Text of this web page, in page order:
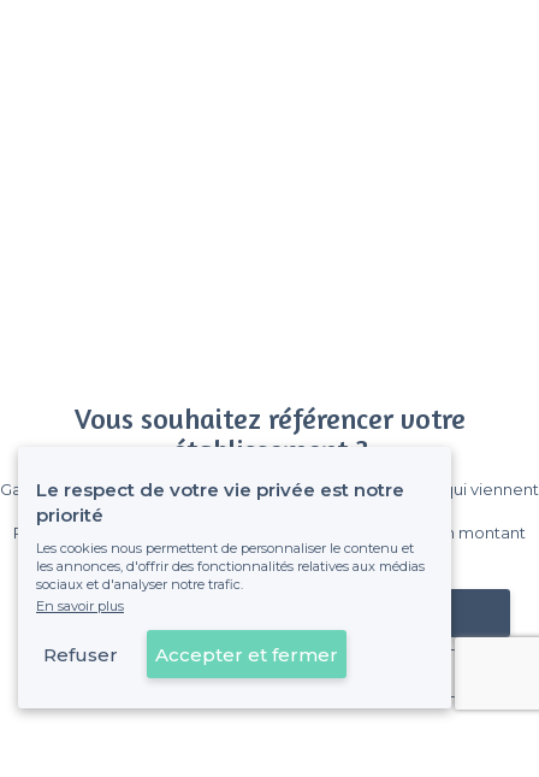
Vous souhaitez référencer votre
établissement ?
Gagnez de nombreux clients parmi le million de visiteurs qui viennent
Pas de commissions et sans engagement, vous payez un montant
fixe sans risque de voir déraper la facture.
Référencer mon établissement
Déjà client
Le respect de votre vie privée est notre
priorité
Les cookies nous permettent de personnaliser le contenu et
les annonces, d'offrir des fonctionnalités relatives aux médias
sociaux et d'analyser notre trafic.
En savoir plus
Refuser Accepter et fermer